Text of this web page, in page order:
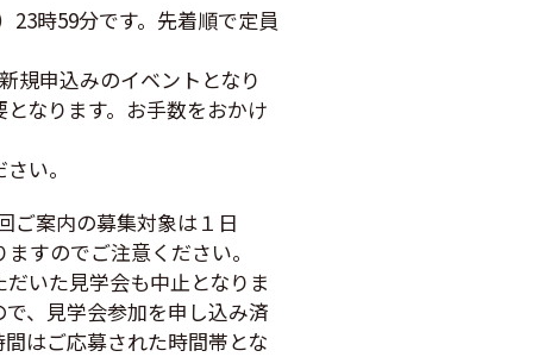
23時59分です。先着順で定員
規申込みのイベントとなり
なります。お手数をおかけ
い。
ご案内の募集対象は１日
すのでご注意ください。
いた見学会も中止となりま
、見学会参加を申し込み済
はご応募された時間帯とな